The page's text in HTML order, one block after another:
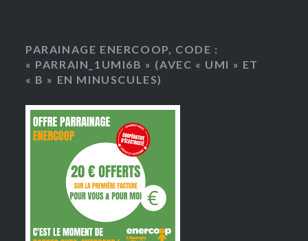
PARAINAGE ENERCOOP, CODE :
« PARRAIN_1UMI6B » (AVEC « UMI » ET
« B » EN MINUSCULES)